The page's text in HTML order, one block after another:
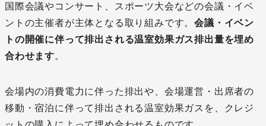
国際会議やコンサート、スポーツ大会などの会議・イベ
ントの主催者が主体となる取り組みです。会議・イベン
トの開催に伴って排出される温室効果ガス排出量を埋め
合わせます。
会場内の消費電力に伴った排出や、会場運営・出席者の
移動・宿泊に伴って排出される温室効果ガスを、クレジ